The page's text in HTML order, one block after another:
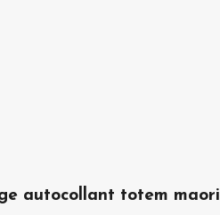
autocollant totem maori